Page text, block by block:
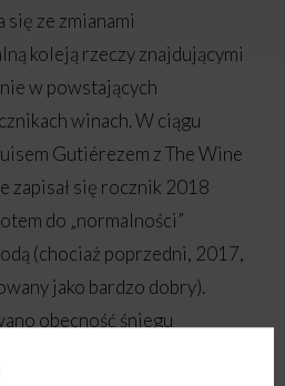
się ze zmianami
koleją rzeczy znajdującymi
w powstających
winach. W ciągu
Gutiérezem z The Wine
zapisał się rocznik 2018
do „normalności”
(chociaż poprzedni, 2017,
jako bardzo dobry).
obecność śniegu